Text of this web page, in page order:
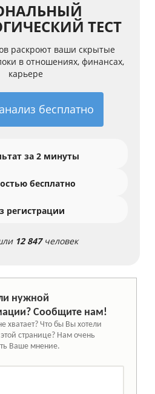
ТЕСТ
раскроют ваши скрытые
в отношениях, финансах,
карьере
бесплатно
за 2 минуты
бесплатно
регистрации
12 847человек
нужной
Сообщите нам!
хватает? Что бы Вы хотели
странице? Нам очень
Ваше мнение.